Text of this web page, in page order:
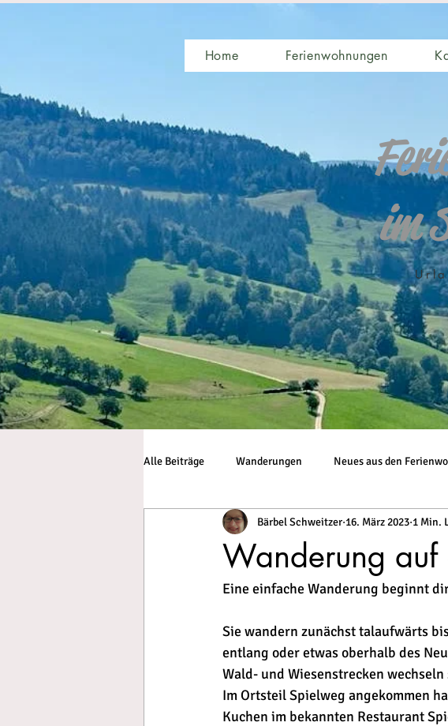
Home Ferienwohnungen
im
Alle Beiträge Wanderungen Neues aus den
Wanderung auf
Bärbel Schweitzer 16. März 2023 1 Min.
Eine einfache Wanderung beginnt
Sie wandern zunächst talaufwärts
entlang oder etwas oberhalb des
Wald- und Wiesenstrecken wechseln
Im Ortsteil Spielweg angekommen
Kuchen im bekannten Restaurant